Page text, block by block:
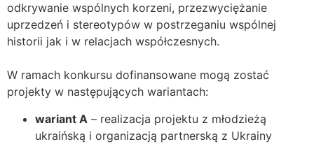
odkrywanie wspólnych korzeni, przezwyciężanie
uprzedzeń i stereotypów w postrzeganiu wspólnej
historii jak i w relacjach współczesnych.
W ramach konkursu dofinansowane mogą zostać
projekty w następujących wariantach:
wariant A – realizacja projektu z młodzieżą
ukraińską i organizacją partnerską z Ukrainy